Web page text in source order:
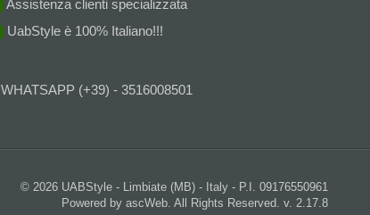
Assistenza clienti specializzata
UabStyle è 100% Italiano!!!
WHATSAPP (+39) - 3516008501
© 2026 UABStyle - Limbiate (MB) - Italy - P.I. 09176550961
Powered by ascWeb. All Rights Reserved. v. 2.17.8